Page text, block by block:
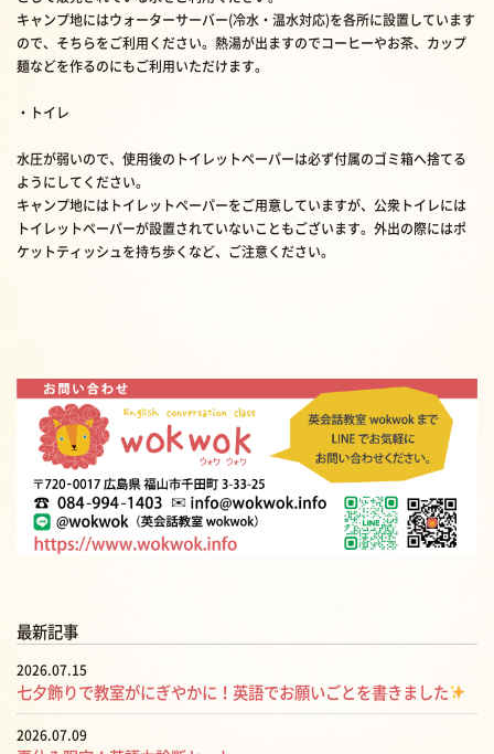
キャンプ地にはウォーターサーバー(冷水・温水対応)を各所に設置しています
ので、そちらをご利用ください。熱湯が出ますのでコーヒーやお茶、カップ
麺などを作るのにもご利用いただけます。
・トイレ
水圧が弱いので、使用後のトイレットペーパーは必ず付属のゴミ箱へ捨てる
ようにしてください。
キャンプ地にはトイレットペーパーをご用意していますが、公衆トイレには
トイレットペーパーが設置されていないこともございます。外出の際にはポ
ケットティッシュを持ち歩くなど、ご注意ください。
最新記事
2026.07.15
七夕飾りで教室がにぎやかに！英語でお願いごとを書きました
2026.07.09